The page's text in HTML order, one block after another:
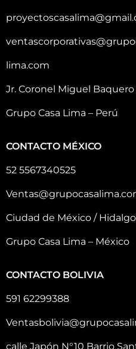
lima.com
Jr. Coronel Miguel
Grupo Casa Lima – Perú
CONTACTO MÉXICO
52 5567340525
Ciudad de México /
Grupo Casa Lima – México
CONTACTO BOLIVIA
591 62299388
calle Japón N°10 Barrio